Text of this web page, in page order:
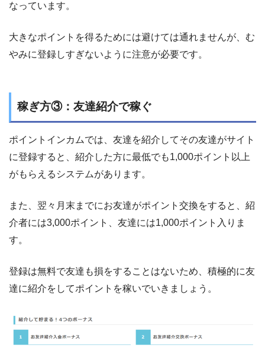
なっています。
大きなポイントを得るためには避けては通れませんが、む
やみに登録しすぎないように注意が必要です。
稼ぎ方③：友達紹介で稼ぐ
ポイントインカムでは、友達を紹介してその友達がサイト
に登録すると、紹介した方に最低でも1,000ポイント以上
がもらえるシステムがあります。
また、翌々月末までにお友達がポイント交換をすると、紹
介者には3,000ポイント、友達には1,000ポイント入りま
す。
登録は無料で友達も損をすることはないため、積極的に友
達に紹介をしてポイントを稼いでいきましょう。